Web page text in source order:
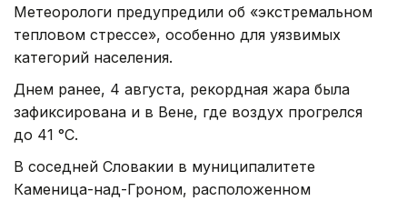
Метеорологи предупредили об «экстремальном
тепловом стрессе», особенно для уязвимых
категорий населения.
Днем ранее, 4 августа, рекордная жара была
зафиксирована и в Вене, где воздух прогрелся
до 41 °C.
В соседней Словакии в муниципалитете
Каменица-над-Гроном, расположенном